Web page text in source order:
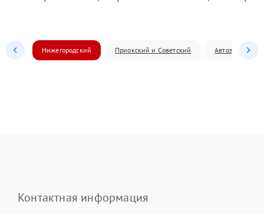
Нижегородский Приокский и Советский Автозаводский
Контактная информация